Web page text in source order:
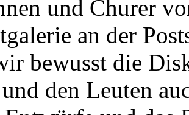
und Churer
an der
bewusst die
und den Leuten